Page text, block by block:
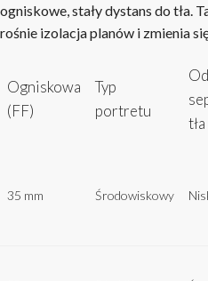
ogniskowe, stały dystans do tła.
rośnie izolacja planów i zmienia
Ogniskowa
(FF)
Typ
portretu
tła
35 mm Środowiskowy